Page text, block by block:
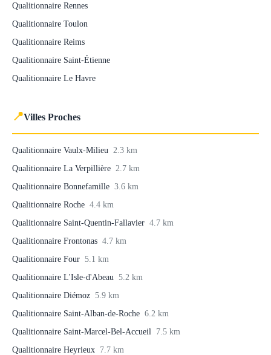
Qualitionnaire Rennes
Qualitionnaire Toulon
Qualitionnaire Reims
Qualitionnaire Saint-Étienne
Qualitionnaire Le Havre
📍Villes Proches
Qualitionnaire Vaulx-Milieu 2.3 km
Qualitionnaire La Verpillière 2.7 km
Qualitionnaire Bonnefamille 3.6 km
Qualitionnaire Roche 4.4 km
Qualitionnaire Saint-Quentin-Fallavier 4.7 km
Qualitionnaire Frontonas 4.7 km
Qualitionnaire Four 5.1 km
Qualitionnaire L'Isle-d'Abeau 5.2 km
Qualitionnaire Diémoz 5.9 km
Qualitionnaire Saint-Alban-de-Roche 6.2 km
Qualitionnaire Saint-Marcel-Bel-Accueil 7.5 km
Qualitionnaire Heyrieux 7.7 km